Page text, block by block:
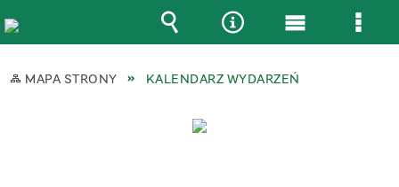
MAPA STRONY KALENDARZ WYDARZEŃ
Wyszukiwarka
Narzędzia
Menu
główne